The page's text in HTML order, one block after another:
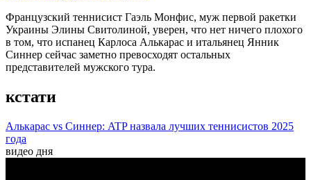
Французский теннисист Гаэль Монфис, муж первой ракетки
Украины Элины Свитолиной, уверен, что нет ничего плохого
в том, что испанец Карлоса Алькарас и итальянец Янник
Синнер сейчас заметно превосходят остальных
представителей мужского тура.
кстати
Алькарас vs Синнер: ATP назвала лучших теннисистов 2025
года
видео дня